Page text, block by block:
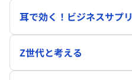
耳で効く！ビジネスサプリ
Z世代と考える